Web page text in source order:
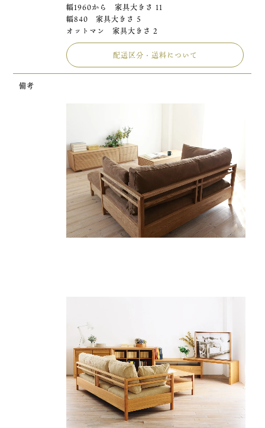
幅1960から 家具大きさ 11
幅840 家具大きさ 5
オットマン 家具大きさ 2
配送区分・送料について
備考